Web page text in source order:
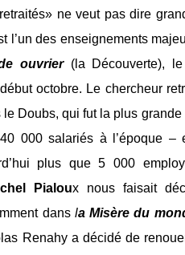
ne veut pas dire
l’un des enseignements
ouvrier (la Découverte),
octobre. Le chercheur
le Doubs, qui fut la plus
000 salariés à l’époque –
plus que 5 000
Pialoux nous faisait
dans la Misère du
Renahy a décidé de